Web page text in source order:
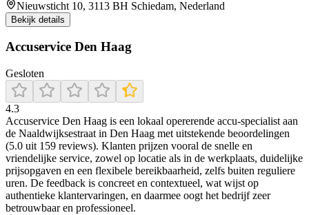
Nieuwsticht 10, 3113 BH Schiedam, Nederland
Bekijk details
Accuservice Den Haag
Gesloten
4.3
Accuservice Den Haag is een lokaal opererende accu‑specialist aan
de Naaldwijksestraat in Den Haag met uitstekende beoordelingen
(5.0 uit 159 reviews). Klanten prijzen vooral de snelle en
vriendelijke service, zowel op locatie als in de werkplaats, duidelijke
prijsopgaven en een flexibele bereikbaarheid, zelfs buiten reguliere
uren. De feedback is concreet en contextueel, wat wijst op
authentieke klantervaringen, en daarmee oogt het bedrijf zeer
betrouwbaar en professioneel.